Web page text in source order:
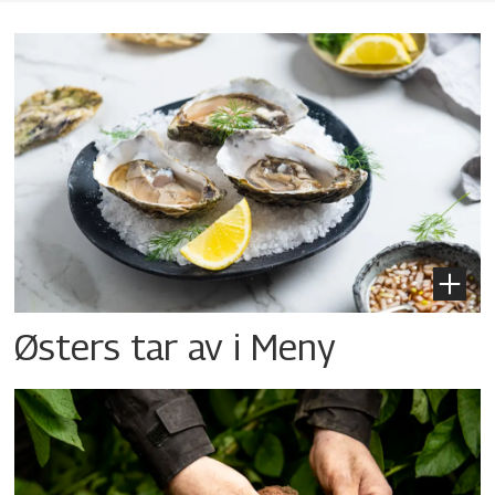
Østers tar av i Meny